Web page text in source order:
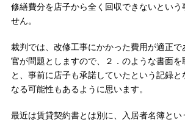
修繕費分を店子から全く回収できないという
せん。
裁判では、改修工事にかかった費用が適正で
官が問題としますので、２．のような書面を
と、事前に店子も承諾していたという記録と
なる可能性もあるように思います。
最近は賃貸契約書とは別に、入居者名簿とい